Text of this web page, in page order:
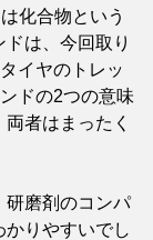
化合物という
は、今回取り
イヤのトレッ
ドの2つの意味
者はまったく
研磨剤のコンパ
りやすいでし